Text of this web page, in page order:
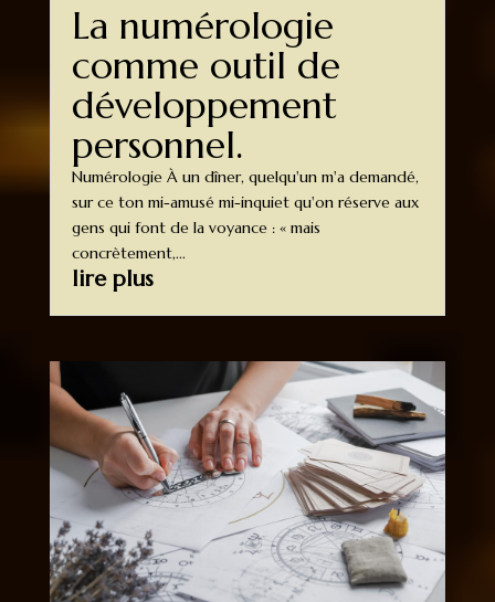
La numérologie
comme outil de
développement
personnel.
Numérologie À un dîner, quelqu'un m'a demandé,
sur ce ton mi-amusé mi-inquiet qu'on réserve aux
gens qui font de la voyance : « mais
concrètement,...
lire plus